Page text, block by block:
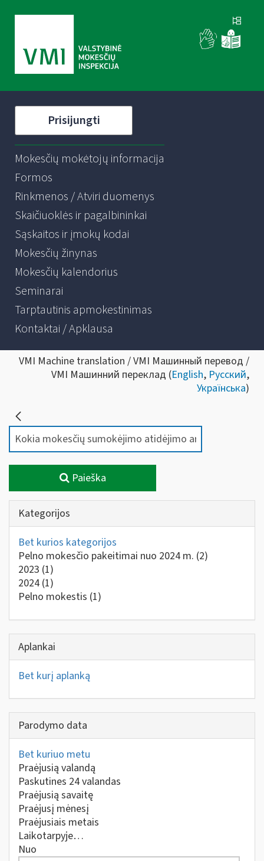
Prisijungti
Mokesčių mokėtojų informacija
Formos
Rinkmenos / Atviri duomenys
Skaičiuoklės ir pagalbininkai
Sąskaitos ir įmokų kodai
Mokesčių žinynas
Mokesčių kalendorius
Seminarai
Tarptautinis apmokestinimas
Kontaktai / Apklausa
VMI Machine translation / VMI Машинный перевод /
VMI Машинний переклад (English, Русский,
Українська)
Paieška
Kategorijos
Bet kurios kategorijos
Pelno mokesčio pakeitimai nuo 2024 m. (2)
2023 (1)
2024 (1)
Pelno mokestis (1)
Aplankai
Bet kurį aplanką
Parodymo data
Bet kuriuo metu
Praėjusią valandą
Paskutines 24 valandas
Praėjusią savaitę
Praėjusį mėnesį
Praėjusiais metais
Laikotarpyje…
Nuo